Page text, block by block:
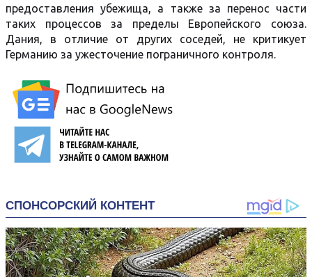
предоставления убежища, а также за перенос части
таких процессов за пределы Европейского союза.
Дания, в отличие от других соседей, не критикует
Германию за ужесточение пограничного контроля.